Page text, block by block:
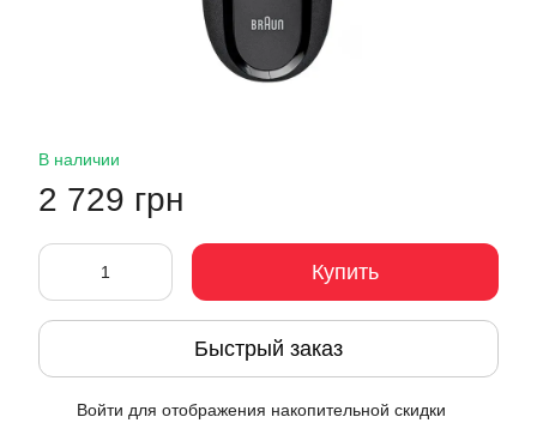
В наличии
2 729 грн
Купить
Быстрый заказ
Войти для отображения накопительной скидки